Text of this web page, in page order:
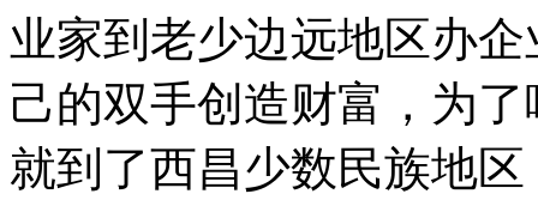
业家到老少边远地区办
己的双手创造财富，为
就到了西昌少数民族地